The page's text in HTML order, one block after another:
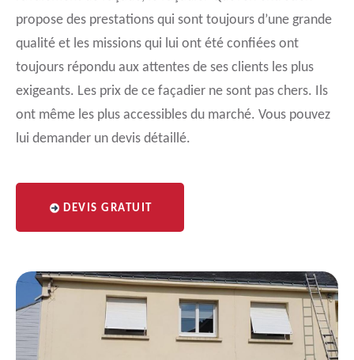
propose des prestations qui sont toujours d’une grande
qualité et les missions qui lui ont été confiées ont
toujours répondu aux attentes de ses clients les plus
exigeants. Les prix de ce façadier ne sont pas chers. Ils
ont même les plus accessibles du marché. Vous pouvez
lui demander un devis détaillé.
DEVIS GRATUIT